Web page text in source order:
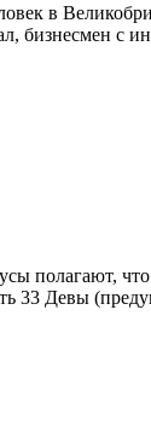
в
бизнесмен с
полагают,
33 Девы